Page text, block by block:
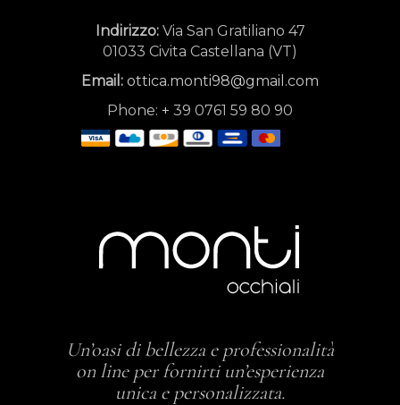
Indirizzo:Via San Gratiliano 47
01033 Civita Castellana (VT)
Email: ottica.monti98@gmail.com
Phone: + 39 0761 59 80 90
Un’oasi di bellezza e professionalità
on line per fornirti un’esperienza
unica e personalizzata.